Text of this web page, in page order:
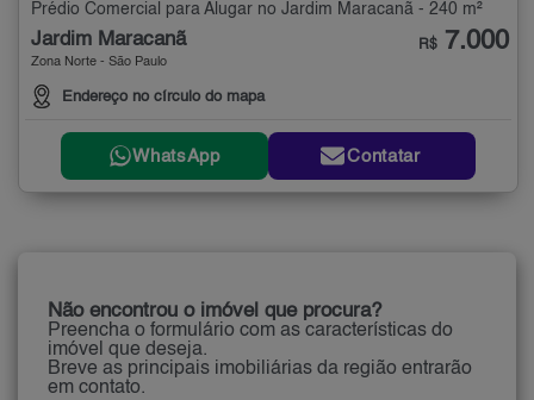
Prédio Comercial para Alugar no Jardim Maracanã - 240 m²
Jardim Maracanã
Zona Norte - São Paulo
Endereço no círculo do mapa
R$ 7.000
WhatsApp Contatar
Não encontrou o imóvel que procura?
Preencha o formulário com as características do
imóvel que deseja.
Breve as principais imobiliárias da região entrarão
em contato.